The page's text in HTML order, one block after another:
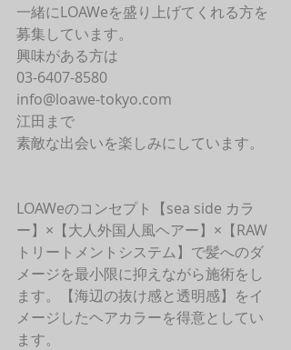
一緒にLOAWeを盛り上げてくれる方を
募集しています。
興味がある方は
03-6407-8580
info@loawe-tokyo.com
江田まで
素敵な出会いを楽しみにしています。
LOAWeのコンセプト【sea side カラ
ー】×【大人外国人風ヘアー】×【RAW
トリートメントシステム】で髪へのダ
メージを最小限に抑えながら施術をし
ます。【海辺の抜け感と透明感】をイ
メージしたヘアカラーを得意としてい
ます。